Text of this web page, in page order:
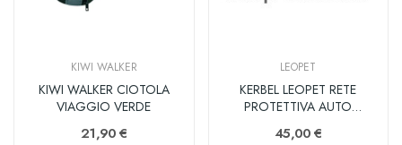
KIWI WALKER
KIWI WALKER CIOTOLA
VIAGGIO VERDE
21,90 €
LEOPET
KERBEL LEOPET RETE
PROTETTIVA AUTO
45,00 €